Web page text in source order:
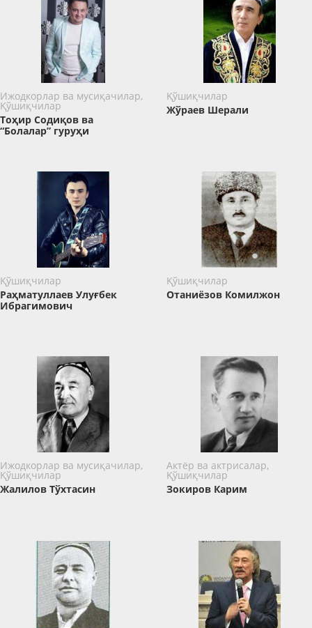
Ижодкорлар ва мусиқачилар,
Қўшиқчилар
Тоҳир Содиқов ва
“Болалар” гуруҳи
Қўшиқчилар
Жўраев Шерали
Қўшиқчилар
Раҳматуллаев Улуғбек
Ибрагимович
Қўшиқчилар
Отаниёзов Комилжон
Ижодкорлар ва мусиқачилар,
Қўшиқчилар
Жалилов Тўхтасин
Актёр ва актрисалар,
Қўшиқчилар
Зокиров Карим